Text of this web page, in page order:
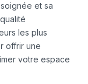
et sa
les plus
offrir une
votre espace